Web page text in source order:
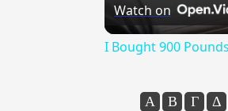
Watch on
I Bought 900
Α Β Γ Δ